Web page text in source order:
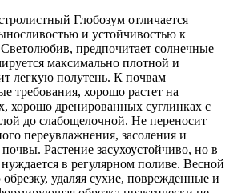
Глобозум отличается
и устойчивостью к
предпочитает солнечные
максимально плотной и
легкую полутень. К почвам
требования, хорошо растет на
хорошо дренированных суглинках с
до слабощелочной. Не переносит
переувлажнения, засоления и
Растение засухоустойчиво, но в
в регулярном поливе. Весной
удаляя сухие, поврежденные и